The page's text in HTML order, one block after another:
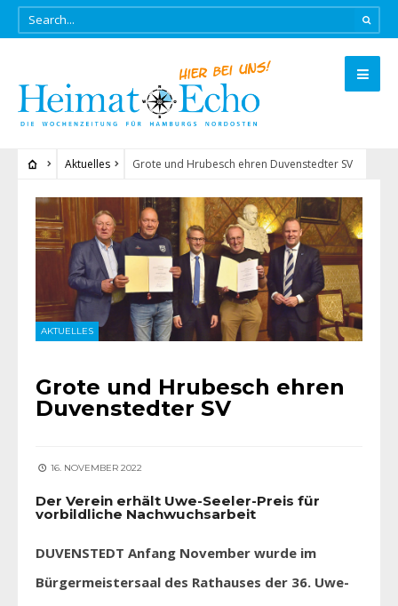
Aktuelles Grote und Hrubesch ehren Duvenstedter SV
AKTUELLES
Grote und Hrubesch ehren
Duvenstedter SV
16. NOVEMBER 2022
Der Verein erhält Uwe-Seeler-Preis für
vorbildliche Nachwuchsarbeit
DUVENSTEDT Anfang November wurde im
Bürgermeistersaal des Rathauses der 36. Uwe-